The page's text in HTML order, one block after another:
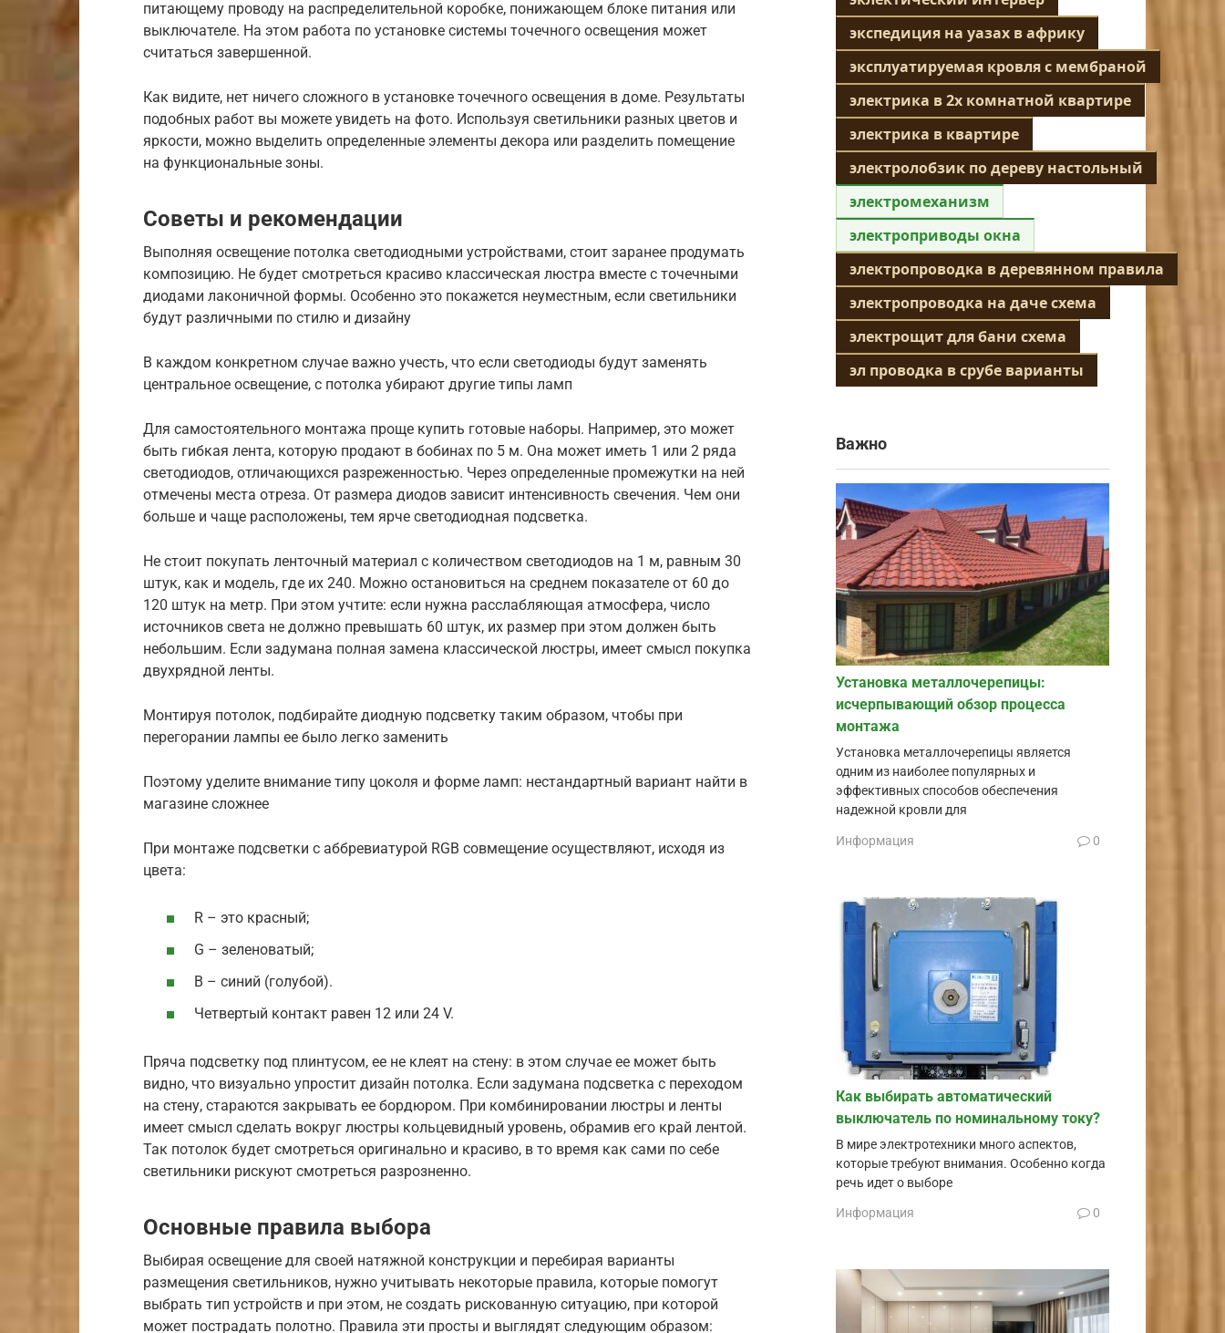
питающему проводу на распределительной коробке, понижающем блоке питания или
выключателе. На этом работа по установке системы точечного освещения может
считаться завершенной.
Как видите, нет ничего сложного в установке точечного освещения в доме. Результаты
подобных работ вы можете увидеть на фото. Используя светильники разных цветов и
яркости, можно выделить определенные элементы декора или разделить помещение
на функциональные зоны.
Советы и рекомендации
Выполняя освещение потолка светодиодными устройствами, стоит заранее продумать
композицию. Не будет смотреться красиво классическая люстра вместе с точечными
диодами лаконичной формы. Особенно это покажется неуместным, если светильники
будут различными по стилю и дизайну
В каждом конкретном случае важно учесть, что если светодиоды будут заменять
центральное освещение, с потолка убирают другие типы ламп
Для самостоятельного монтажа проще купить готовые наборы. Например, это может
быть гибкая лента, которую продают в бобинах по 5 м. Она может иметь 1 или 2 ряда
светодиодов, отличающихся разреженностью. Через определенные промежутки на ней
отмечены места отреза. От размера диодов зависит интенсивность свечения. Чем они
больше и чаще расположены, тем ярче светодиодная подсветка.
Не стоит покупать ленточный материал с количеством светодиодов на 1 м, равным 30
штук, как и модель, где их 240. Можно остановиться на среднем показателе от 60 до
120 штук на метр. При этом учтите: если нужна расслабляющая атмосфера, число
источников света не должно превышать 60 штук, их размер при этом должен быть
небольшим. Если задумана полная замена классической люстры, имеет смысл покупка
двухрядной ленты.
Монтируя потолок, подбирайте диодную подсветку таким образом, чтобы при
перегорании лампы ее было легко заменить
Поэтому уделите внимание типу цоколя и форме ламп: нестандартный вариант найти в
магазине сложнее
При монтаже подсветки с аббревиатурой RGB совмещение осуществляют, исходя из
цвета:
R – это красный;
G – зеленоватый;
B – синий (голубой).
Четвертый контакт равен 12 или 24 V.
Пряча подсветку под плинтусом, ее не клеят на стену: в этом случае ее может быть
видно, что визуально упростит дизайн потолка. Если задумана подсветка с переходом
на стену, стараются закрывать ее бордюром. При комбинировании люстры и ленты
имеет смысл сделать вокруг люстры кольцевидный уровень, обрамив его край лентой.
Так потолок будет смотреться оригинально и красиво, в то время как сами по себе
светильники рискуют смотреться разрозненно.
Основные правила выбора
Выбирая освещение для своей натяжной конструкции и перебирая варианты
размещения светильников, нужно учитывать некоторые правила, которые помогут
выбрать тип устройств и при этом, не создать рискованную ситуацию, при которой
может пострадать полотно. Правила эти просты и выглядят следующим образом:
экспедиция на уазах в африку
эксплуатируемая кровля с мембраной
электрика в 2х комнатной квартире
электрика в квартире
электролобзик по дереву настольный
электромеханизм
электроприводы окна
электропроводка в деревянном правила
электропроводка на даче схема
электрощит для бани схема
эл проводка в срубе варианты
Важно
Установка металлочерепицы:
исчерпывающий обзор процесса
монтажа
Установка металлочерепицы является
одним из наиболее популярных и
эффективных способов обеспечения
надежной кровли для
Информация 0
Как выбирать автоматический
выключатель по номинальному току?
В мире электротехники много аспектов,
которые требуют внимания. Особенно когда
речь идет о выборе
Информация 0